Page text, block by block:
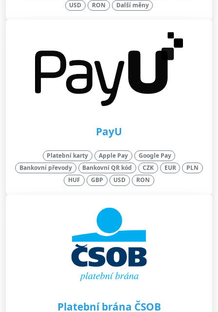
USD
RON Další měny
PayU
Platební karty Apple Pay
Google Pay
Bankovní převody
Bankovní QR kód CZK EUR
PLN
HUF
GBP USD RON
Platební brána ČSOB